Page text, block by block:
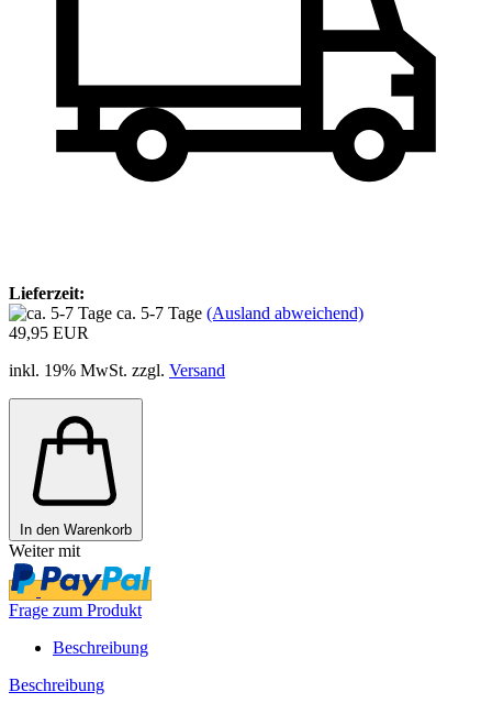
Lieferzeit:
ca. 5-7 Tage (Ausland abweichend)
49,95 EUR
inkl. 19% MwSt. zzgl. Versand
In den Warenkorb
Weiter mit
Frage zum Produkt
Beschreibung
Beschreibung